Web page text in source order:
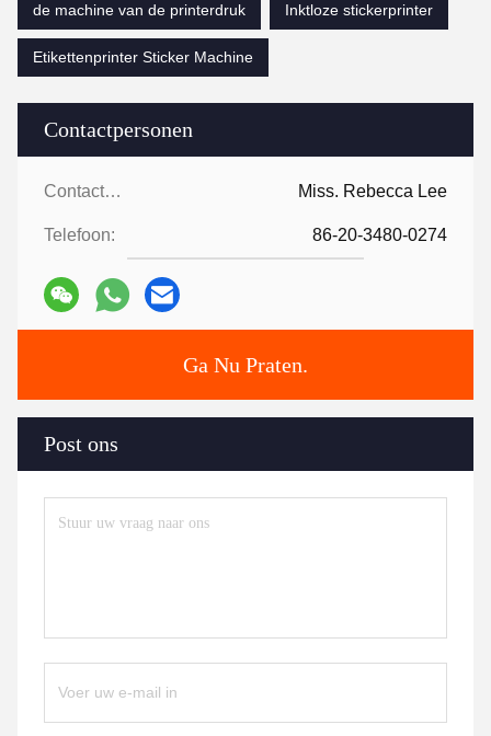
Contactpersonen
Contactpersonen: Miss. Rebecca Lee
Telefoon: 86-20-3480-0274
Ga Nu Praten.
Post ons
de machine van de printerdruk
Inktloze stickerprinter
Etikettenprinter Sticker Machine